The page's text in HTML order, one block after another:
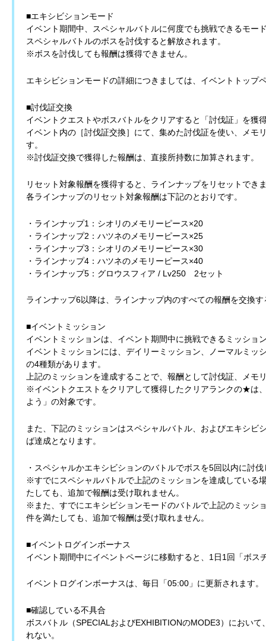
■エキシビションモード
イベント期間中、スペシャルバトルに何度でも挑戦できるモー
スペシャルバトルのボスを討伐すると解放されます。
※ボスを討伐しても報酬は獲得できません。
エキシビションモードの詳細につきましては、イベントトップ
■討伐証交換
イベントクエストやボスバトルをクリアすると「討伐証」を獲
イベント内の［討伐証交換］にて、集めた討伐証を使い、メモ
す。
※討伐証交換で獲得した報酬は、直接所持数に加算されます。
リセット対象報酬を獲得すると、ラインナップをリセットでき
各ラインナップのリセット対象報酬は下記のとおりです。
・ラインナップ1：シオリのメモリーピース×20
・ラインナップ2：ハツネのメモリーピース×25
・ラインナップ3：シオリのメモリーピース×30
・ラインナップ4：ハツネのメモリーピース×40
・ラインナップ5：グロウスフィア / Lv250 2セット
ラインナップ6以降は、ラインナップ内のすべての報酬を交換
■イベントミッション
イベントミッションは、イベント期間中に挑戦できるミッショ
イベントミッションには、デイリーミッション、ノーマルミッ
の4種類があります。
上記のミッションを達成することで、報酬として討伐証、メモ
※イベントクエストをクリアして獲得したクリアランクの★は
よう」の対象です。
また、下記のミッションはスペシャルバトル、およびエキシビ
ば達成となります。
・スペシャルかエキシビションのバトルでボスを5回以内に討伐
※すでにスペシャルバトルで上記のミッションを達成している
たしても、追加で報酬は受け取れません。
※また、すでにエキシビションモードのバトルで上記のミッシ
件を満たしても、追加で報酬は受け取れません。
■イベントログインボーナス
イベント期間中にイベントページに移動すると、1日1回「ボス
イベントログインボーナスは、毎日「05:00」に更新されます。
■確認している不具合
ボスバトル（SPECIALおよびEXHIBITIONのMODE3）におい
れない。